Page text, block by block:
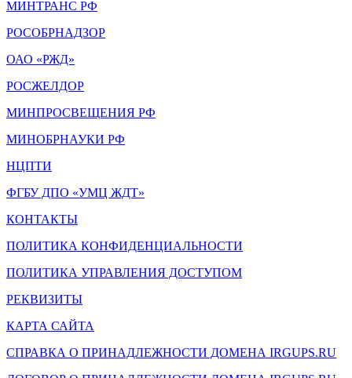
МИНТРАНС РФ
РОСОБРНАДЗОР
ОАО «РЖД»
РОСЖЕЛДОР
МИНПРОСВЕЩЕНИЯ РФ
МИНОБРНАУКИ РФ
НЦПТИ
ФГБУ ДПО «УМЦ ЖДТ»
КОНТАКТЫ
ПОЛИТИКА КОНФИДЕНЦИАЛЬНОСТИ
ПОЛИТИКА УПРАВЛЕНИЯ ДОСТУПОМ
РЕКВИЗИТЫ
КАРТА САЙТА
СПРАВКА О ПРИНАДЛЕЖНОСТИ ДОМЕНА IRGUPS.RU